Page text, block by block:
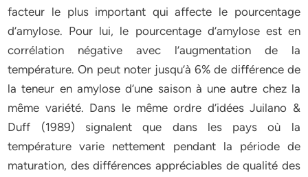
facteur le plus important qui affecte le pourcentage
d’amylose. Pour lui, le pourcentage d’amylose est en
corrélation négative avec l’augmentation de la
température. On peut noter jusqu’à 6% de différence de
la teneur en amylose d’une saison à une autre chez la
même variété. Dans le même ordre d’idées Juilano &
Duff (1989) signalent que dans les pays où la
température varie nettement pendant la période de
maturation, des différences appréciables de qualité des